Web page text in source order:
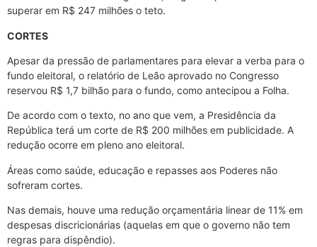
superar em R$ 247 milhões o teto.
CORTES
Apesar da pressão de parlamentares para elevar a verba para o
fundo eleitoral, o relatório de Leão aprovado no Congresso
reservou R$ 1,7 bilhão para o fundo, como antecipou a Folha.
De acordo com o texto, no ano que vem, a Presidência da
República terá um corte de R$ 200 milhões em publicidade. A
redução ocorre em pleno ano eleitoral.
Áreas como saúde, educação e repasses aos Poderes não
sofreram cortes.
Nas demais, houve uma redução orçamentária linear de 11% em
despesas discricionárias (aquelas em que o governo não tem
regras para dispêndio).